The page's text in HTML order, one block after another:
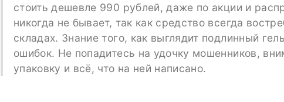
стоить дешевле 990 рублей, даже по акции и
никогда не бывает, так как средство всегда
складах. Знание того, как выглядит подлинный
ошибок. Не попадитесь на удочку мошенников,
упаковку и всё, что на ней написано.